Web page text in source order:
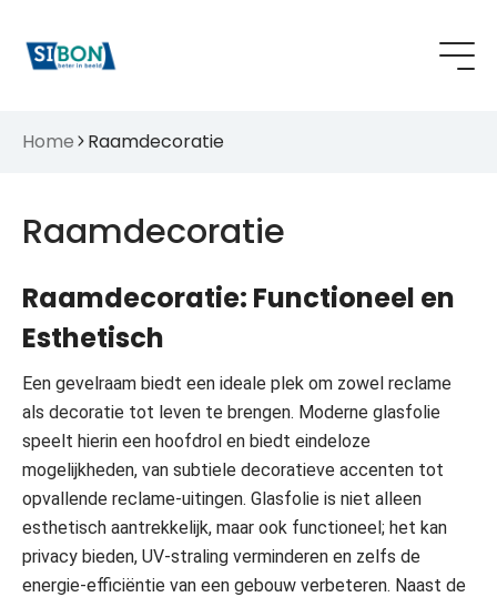
Home Raamdecoratie
Raamdecoratie
Raamdecoratie: Functioneel en
Esthetisch
Een gevelraam biedt een ideale plek om zowel reclame
als decoratie tot leven te brengen. Moderne glasfolie
speelt hierin een hoofdrol en biedt eindeloze
mogelijkheden, van subtiele decoratieve accenten tot
opvallende reclame-uitingen. Glasfolie is niet alleen
esthetisch aantrekkelijk, maar ook functioneel; het kan
privacy bieden, UV-straling verminderen en zelfs de
energie-efficiëntie van een gebouw verbeteren. Naast de